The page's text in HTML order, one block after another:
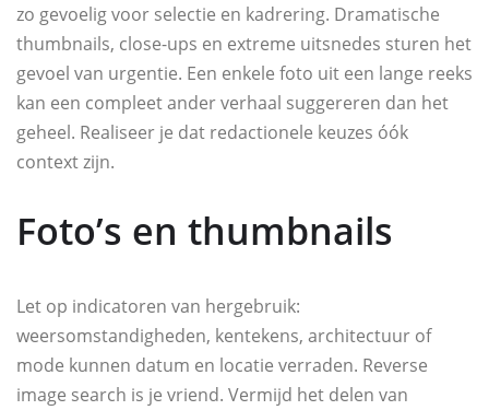
zo gevoelig voor selectie en kadrering. Dramatische
thumbnails, close-ups en extreme uitsnedes sturen het
gevoel van urgentie. Een enkele foto uit een lange reeks
kan een compleet ander verhaal suggereren dan het
geheel. Realiseer je dat redactionele keuzes óók
context zijn.
Foto’s en thumbnails
Let op indicatoren van hergebruik:
weersomstandigheden, kentekens, architectuur of
mode kunnen datum en locatie verraden. Reverse
image search is je vriend. Vermijd het delen van